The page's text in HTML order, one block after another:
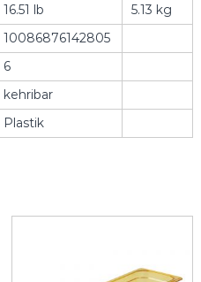
16.51 lb
5.13 kg
10086876142805
6
kehribar
Plastik